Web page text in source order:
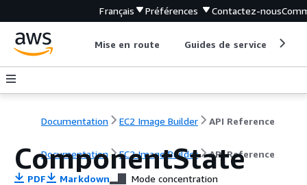
Français Préférences Contactez-nous
Mise en route Guides de service
Documentation EC2 Image Builder API Reference
Documentation EC2 Image Builder API Reference
ComponentState
PDF Markdown Mode concentration